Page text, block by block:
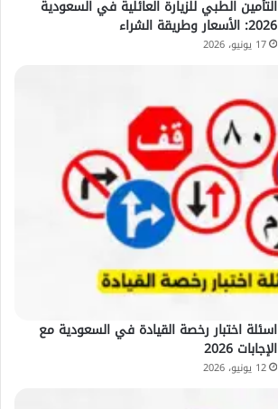
التأمين الطبي للزيارة العائلية في السعودية
2026: الأسعار وطريقة الشراء
17 يونيو، 2026
اسئلة اختبار رخصة القيادة في السعودية مع
الإجابات 2026
12 يونيو، 2026